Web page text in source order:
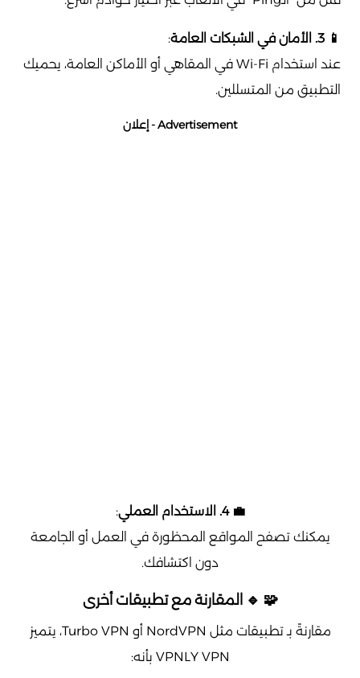
📱 3. الأمان في الشبكات العامة
:
عند استخدام Wi-Fi في المقاهي أو الأماكن العامة، يحميك
التطبيق من المتسللين.
Advertisement - إعلان
💼 4. الاستخدام العملي
:
يمكنك تصفح المواقع المحظورة في العمل أو الجامعة
دون اكتشافك.
🧩 🔹 المقارنة مع تطبيقات أخرى
مقارنةً بـ تطبيقات مثل NordVPN أو Turbo VPN، يتميز
VPNLY VPN بأنه: